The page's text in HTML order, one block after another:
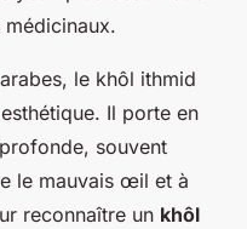
le khôl ithmid
Il porte en
souvent
le mauvais œil et à
reconnaître un khôl